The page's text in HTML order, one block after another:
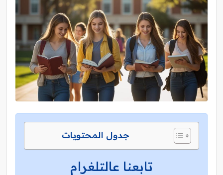
جدول المحتويات
تابعنا عالتلغرام